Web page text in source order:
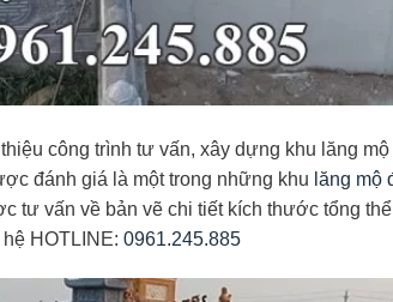
công trình tư vấn, xây dựng khu lăng
đánh giá là một trong những khu lăng mộ
tư vấn về bản vẽ chi tiết kích thước tổng
HOTLINE: 0961.245.885